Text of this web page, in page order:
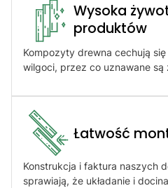
Wysoka
produktów​
Kompozyty drewna cechują się
wilgoci, przez co uznawane są
Łatwość
Konstrukcja i faktura naszych
sprawiają, że układanie i